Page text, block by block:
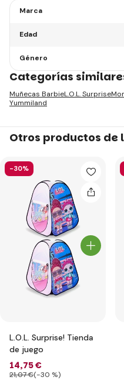
Marca
Edad
Género
Categorías
Muñecas BarbieL.O.L. Surprise
Yummiland
Otros productos de
-30%
L.O.L. Surprise! Tienda
de juego
14,75 €
21,07 €(-30 %)